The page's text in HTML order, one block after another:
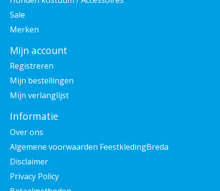
Sale
Merken
Mijn account
Registreren
Mijn bestellingen
Mijn verlanglijst
Informatie
Over ons
Algemene voorwaarden FeestkledingBreda
Disclaimer
Privacy Policy